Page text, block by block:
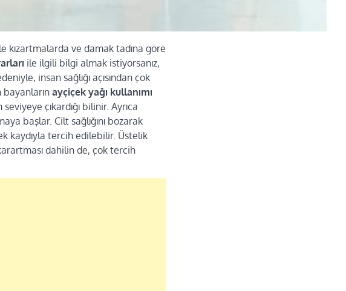
kızartmalarda ve damak tadına göre
ile ilgili bilgi almak istiyorsanız,
insan sağlığı açısından çok
ayçiçek yağı kullanımı
çıkardığı bilinir. Ayrıca
başlar. Cilt sağlığını bozarak
kaydıyla tercih edilebilir. Üstelik
dahilin de, çok tercih